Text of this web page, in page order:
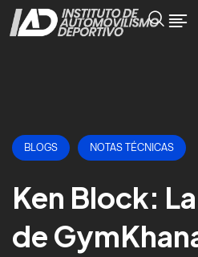
BLOGS NOTAS TÉCNICAS
Ken Block:
de